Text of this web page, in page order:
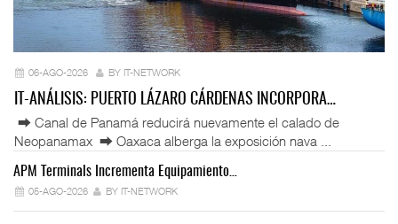
06-AGO-2026 BY IT-NETWORK
IT-ANÁLISIS: PUERTO LÁZARO CÁRDENAS INCORPORA…
⮕ Canal de Panamá reducirá nuevamente el calado de
Neopanamax ⮕ Oaxaca alberga la exposición nava ...
APM Terminals Incrementa Equipamiento…
05-AGO-2026 BY IT-NETWORK